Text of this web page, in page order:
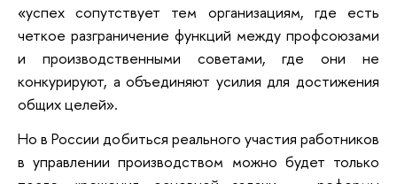
«успех сопутствует тем организациям, где есть
четкое разграничение функций между профсоюзами
и производственными советами, где они не
конкурируют, а объединяют усилия для достижения
общих целей».
Но в России добиться реального участия работников
в управлении производством можно будет только